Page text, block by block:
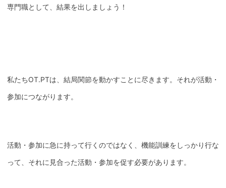
専門職として、結果を出しましょう！
私たちOT.PTは、結局関節を動かすことに尽きます。それが活動・
参加につながります。
活動・参加に急に持って行くのではなく、機能訓練をしっかり行な
って、それに見合った活動・参加を促す必要があります。